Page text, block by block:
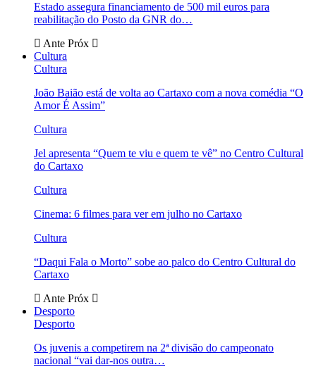
Estado assegura financiamento de 500 mil euros para
reabilitação do Posto da GNR do…
Ante Próx
Cultura
Cultura
João Baião está de volta ao Cartaxo com a nova comédia “O
Amor É Assim”
Cultura
Jel apresenta “Quem te viu e quem te vê” no Centro Cultural
do Cartaxo
Cultura
Cinema: 6 filmes para ver em julho no Cartaxo
Cultura
“Daqui Fala o Morto” sobe ao palco do Centro Cultural do
Cartaxo
Ante Próx
Desporto
Desporto
Os juvenis a competirem na 2ª divisão do campeonato
nacional “vai dar-nos outra…